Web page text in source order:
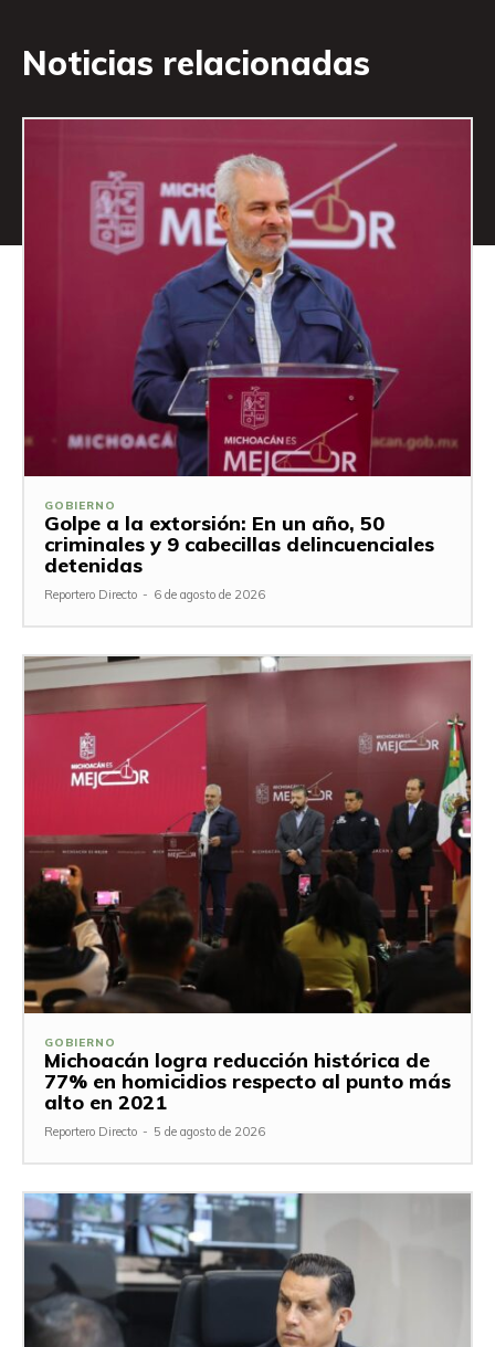
Noticias relacionadas
GOBIERNO
Golpe a la extorsión: En un año, 50
criminales y 9 cabecillas delincuenciales
detenidas
Reportero Directo - 6 de agosto de 2026
GOBIERNO
Michoacán logra reducción histórica de
77% en homicidios respecto al punto más
alto en 2021
Reportero Directo - 5 de agosto de 2026